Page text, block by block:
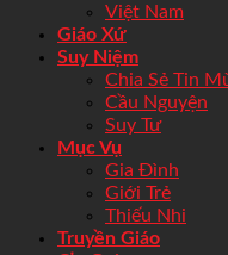
Việt Nam
Giáo Xứ
Suy Niệm
Chia Sẻ Tin
Cầu Nguyện
Suy Tư
Mục Vụ
Gia Đình
Giới Trẻ
Thiếu Nhi
Truyền Giáo